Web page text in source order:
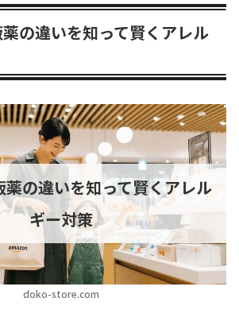
の違いを知って賢くアレル
doko-store.com
の違いを知って賢くアレル
ギー対策